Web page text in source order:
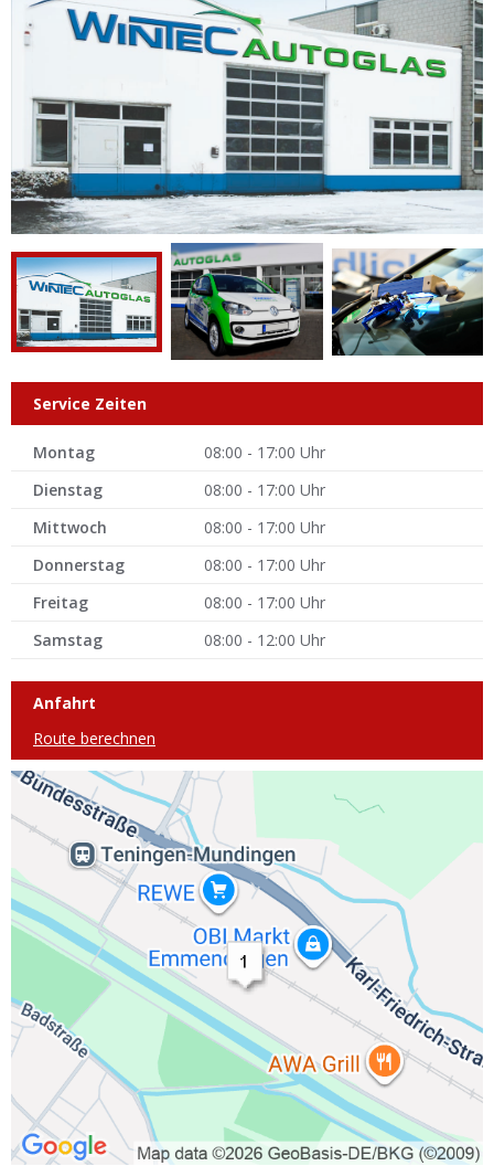
Service Zeiten
Montag
08:00 - 17:00 Uhr
Dienstag
08:00 - 17:00 Uhr
Mittwoch
08:00 - 17:00 Uhr
Donnerstag
08:00 - 17:00 Uhr
Freitag
08:00 - 17:00 Uhr
Samstag
08:00 - 12:00 Uhr
Anfahrt
Route berechnen